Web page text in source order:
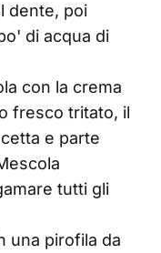
dente, poi
di acqua di
con la crema
fresco tritato, il
e parte
tutti gli
una pirofila da